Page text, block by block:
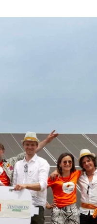
FAQoucontactez-nous.
COOPHUB